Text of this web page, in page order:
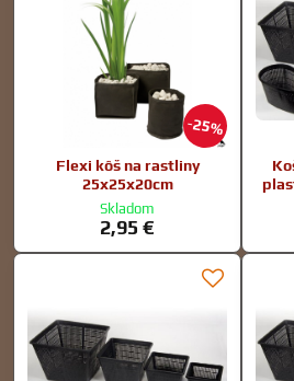
25%
Flexi kôš na rastliny
25x25x20cm
Skladom
2,95 €